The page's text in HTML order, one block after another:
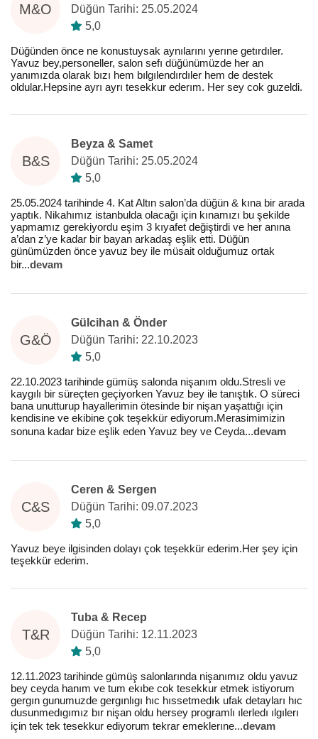
M&O
Düğün Tarihi: 25.05.2024
5,0
Düğünden önce ne konustuysak aynılarını yerıne getırdıler.
Yavuz bey,personeller, salon sefı düğünümüzde her an
yanımızda olarak bızı hem bılgılendırdıler hem de destek
oldular.Hepsine ayrı ayrı tesekkur ederım. Her sey cok guzeldi.
B&S
Beyza & Samet
Düğün Tarihi: 25.05.2024
5,0
25.05.2024 tarihinde 4. Kat Altın salon’da düğün & kına bir arada
yaptık. Nikahımız istanbulda olacağı için kınamızı bu şekilde
yapmamız gerekiyordu eşim 3 kıyafet değiştirdi ve her anına
a’dan z’ye kadar bir bayan arkadaş eşlik etti. Düğün
günümüzden önce yavuz bey ile müsait olduğumuz ortak
bir...devam
G&Ö
Gülcihan & Önder
Düğün Tarihi: 22.10.2023
5,0
22.10.2023 tarihinde gümüş salonda nişanım oldu.Stresli ve
kaygılı bir süreçten geçiyorken Yavuz bey ile tanıştık. O süreci
bana unutturup hayallerimin ötesinde bir nişan yaşattığı için
kendisine ve ekibine çok teşekkür ediyorum.Merasimimizin
sonuna kadar bize eşlik eden Yavuz bey ve Ceyda...devam
C&S
Ceren & Sergen
Düğün Tarihi: 09.07.2023
5,0
Yavuz beye ilgisinden dolayı çok teşekkür ederim.Her şey için
teşekkür ederim.
T&R
Tuba & Recep
Düğün Tarihi: 12.11.2023
5,0
12.11.2023 tarihinde gümüş salonlarında nişanımız oldu yavuz
bey ceyda hanım ve tum ekıbe cok tesekkur etmek istiyorum
gergın gunumuzde gergınlıgı hıc hıssetmedık ufak detayları hıc
dusunmedıgımız bır nişan oldu hersey programlı ılerledı ılgılerı
için tek tek tesekkur ediyorum tekrar emeklerıne...devam